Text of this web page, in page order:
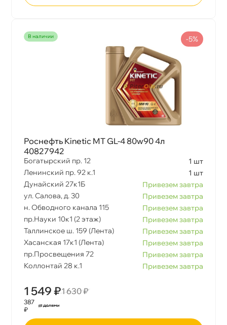
наличии
Роснефть Kinetic MT GL-4 80w90 4л
40827942
Богатырский пр. 12
1 шт
Ленинский пр. 92 к.1
1 шт
Дунайский 27к1Б
Привезем завтра
ул. Салова, д. 30
Привезем завтра
н. Обводного канала 115
Привезем завтра
пр.Науки 10к1 (2 этаж)
Привезем завтра
Таллинское ш. 159 (Лента)
Привезем завтра
Хасанская 17к1 (Лента)
Привезем завтра
пр.Просвещения 72
Привезем завтра
Коллонтай 28 к.1
Привезем завтра
1 549 ₽1 630 ₽
-5%
387
₽